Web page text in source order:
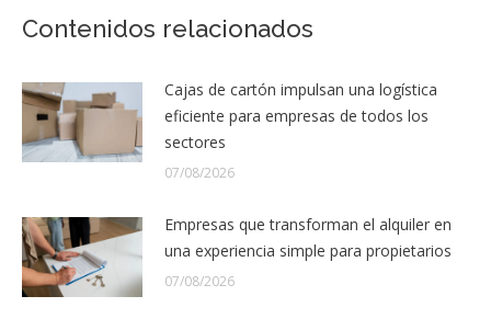
Contenidos relacionados
Cajas de cartón impulsan una logística
eficiente para empresas de todos los
sectores
07/08/2026
Empresas que transforman el alquiler en
una experiencia simple para propietarios
07/08/2026